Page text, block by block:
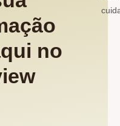
no